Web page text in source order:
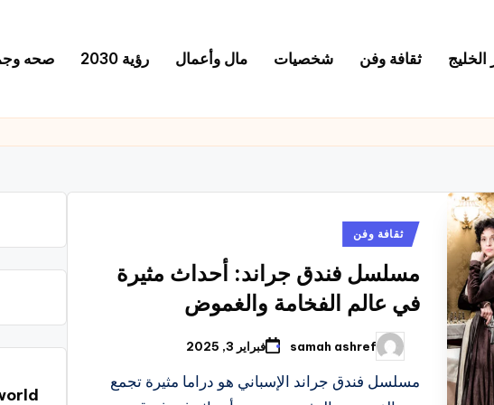
الخليج ثقافة وفن شخصيات مال وأعمال رؤية 2030 صحه
نُشرثقافة وفن
مسلسل فندق جراند: أحداث مثيرة
في عالم الفخامة والغموض
تمّ
النشر
بواسطة
samah ashref فبراير 3, 2025
مسلسل فندق جراند الإسباني هو دراما مثيرة تجمع